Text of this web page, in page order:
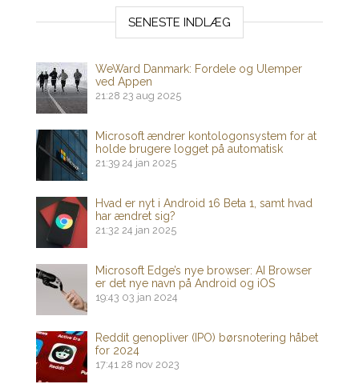
SENESTE INDLÆG
WeWard Danmark: Fordele og Ulemper
ved Appen
21:28 23 aug 2025
Microsoft ændrer kontologonsystem for at
holde brugere logget på automatisk
21:39 24 jan 2025
Hvad er nyt i Android 16 Beta 1, samt hvad
har ændret sig?
21:32 24 jan 2025
Microsoft Edge’s nye browser: AI Browser
er det nye navn på Android og iOS
19:43 03 jan 2024
Reddit genopliver (IPO) børsnotering håbet
for 2024
17:41 28 nov 2023